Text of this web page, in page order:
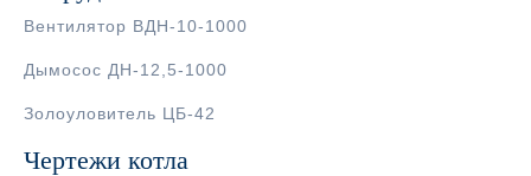
Вентилятор ВДН-10-1000
Дымосос ДН-12,5-1000
Золоуловитель ЦБ-42
Чертежи котла